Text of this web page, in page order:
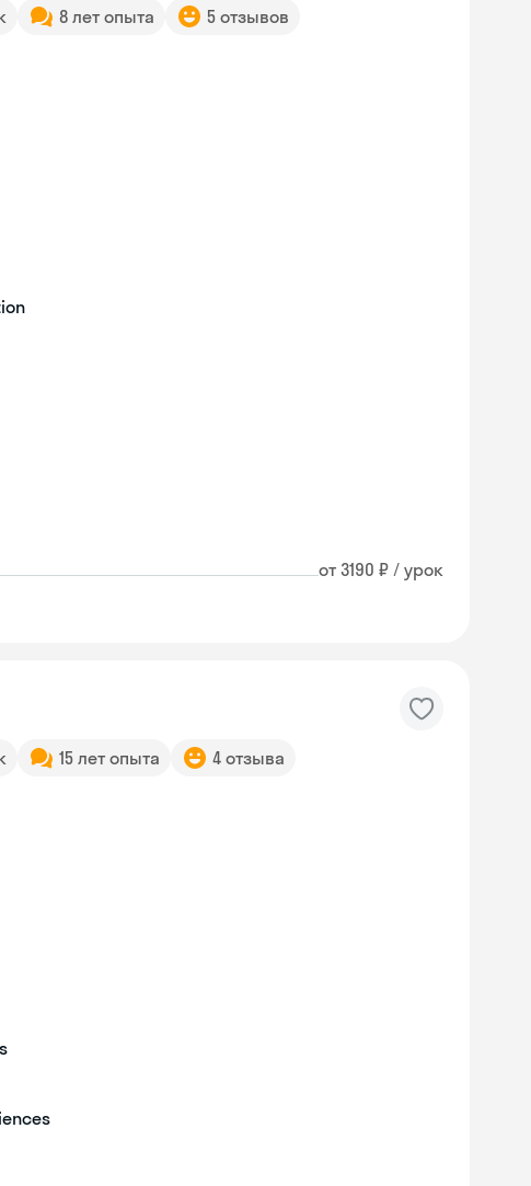
8 лет опыта 5 отзывов
от 3190 ₽ / урок
15 лет опыта 4 отзыва